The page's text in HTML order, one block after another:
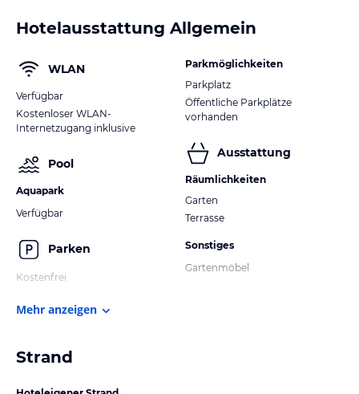
Hotelausstattung Allgemein
WLAN
Verfügbar
Kostenloser WLAN-
Internetzugang inklusive
Pool
Aquapark
Verfügbar
Parken
Kostenfrei
Parkmöglichkeiten
Parkplatz
Öffentliche Parkplätze
vorhanden
Ausstattung
Räumlichkeiten
Garten
Terrasse
Sonstiges
Gartenmöbel
Mehr anzeigen
Strand